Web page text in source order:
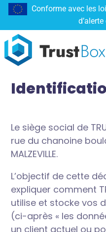
Conforme avec les
Le siège social de
rue du chanoine
MALZEVILLE.
L’objectif de cette
expliquer comment
utilise et stocke vos
(ci-après « les
un client actuel ou